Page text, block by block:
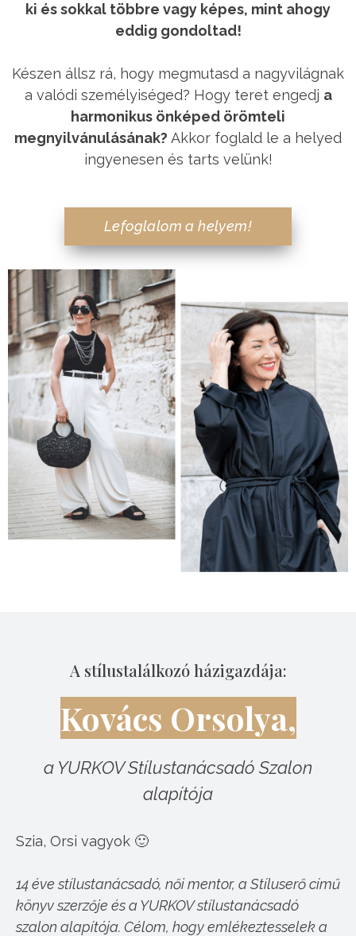
ki és sokkal többre vagy képes, mint ahogy
eddig gondoltad!
Készen állsz rá, hogy megmutasd a nagyvilágnak
a valódi személyiséged? Hogy teret engedj a
harmonikus önképed örömteli
megnyilvánulásának? Akkor foglald le a helyed
ingyenesen és tarts velünk!
Lefoglalom a helyem!
A stílustalálkozó házigazdája:
Kovács Orsolya,
a YURKOV Stílustanácsadó Szalon
alapítója
Szia, Orsi vagyok 🙂
14 éve stílustanácsadó, női mentor, a Stíluserő című
könyv szerzője és a YURKOV stílustanácsadó
szalon alapítója. Célom, hogy emlékeztesselek a